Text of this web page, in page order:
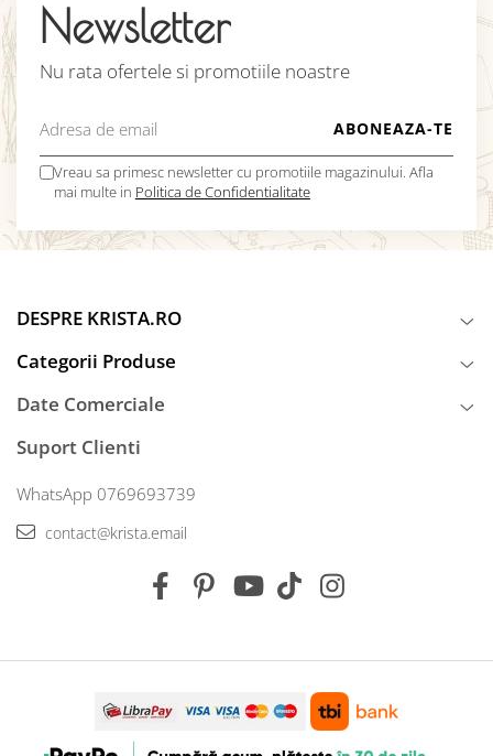
Newsletter
Nu rata ofertele si promotiile noastre
Vreau sa primesc newsletter cu promotiile magazinului. Afla
mai multe in Politica de Confidentialitate
DESPRE KRISTA.RO
Categorii Produse
Date Comerciale
Suport Clienti
WhatsApp 0769693739
contact@krista.email